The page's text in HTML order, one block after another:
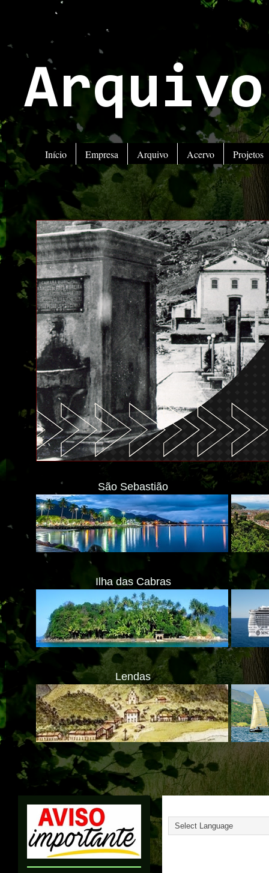
Início Empresa Arquivo Acervo Projetos
São Sebastião
Ilha das Cabras
Lendas